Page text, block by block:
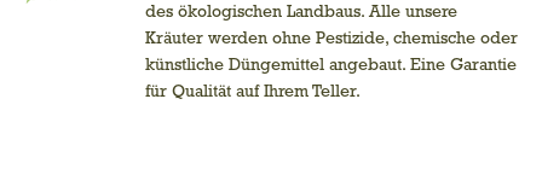
des ökologischen Landbaus. Alle unsere
Kräuter werden ohne Pestizide, chemische oder
künstliche Düngemittel angebaut. Eine Garantie
für Qualität auf Ihrem Teller.